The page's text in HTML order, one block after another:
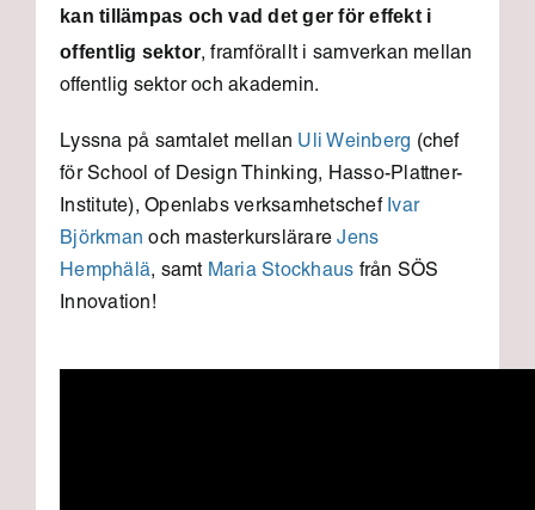
kan tillämpas och vad det ger för effekt i
offentlig sektor, framförallt i samverkan mellan
offentlig sektor och akademin.
Lyssna på samtalet mellan Uli Weinberg (chef
för School of Design Thinking, Hasso-Plattner-
Institute), Openlabs verksamhetschef Ivar
Björkman och masterkurslärareJens
Hemphälä, samt Maria Stockhaus från SÖS
Innovation!